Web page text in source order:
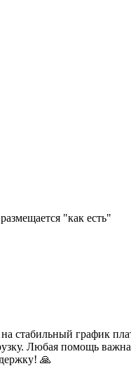
"как есть"
стабильный график
Любая помощь
🙏